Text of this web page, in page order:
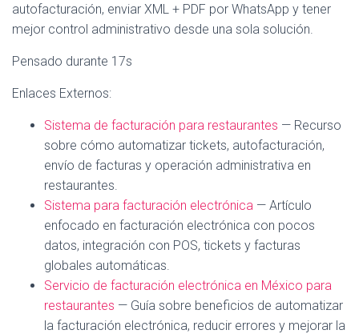
autofacturación, enviar XML + PDF por WhatsApp y tener
mejor control administrativo desde una sola solución.
Pensado durante 17s
Enlaces Externos:
Sistema de facturación para restaurantes — Recurso
sobre cómo automatizar tickets, autofacturación,
envío de facturas y operación administrativa en
restaurantes.
Sistema para facturación electrónica — Artículo
enfocado en facturación electrónica con pocos
datos, integración con POS, tickets y facturas
globales automáticas.
Servicio de facturación electrónica en México para
restaurantes — Guía sobre beneficios de automatizar
la facturación electrónica, reducir errores y mejorar la